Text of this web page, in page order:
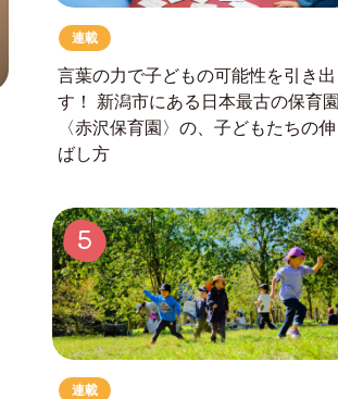
連載
言葉の力で子どもの可能性を引き出
す！ 新潟市にある日本最古の保育園
〈赤沢保育園〉の、子どもたちの伸
ばし方
5
連載